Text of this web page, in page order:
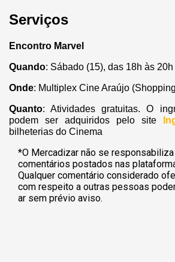
Serviços
Encontro Marvel
Quando: Sábado (15), das 18h às 20h
Onde: Multiplex Cine Araújo
Quanto: Atividades gratuitas. O
podem ser adquiridos pelo site
bilheterias do Cinema
*O Mercadizar não se
comentários postados nas
Qualquer comentário considerado
com respeito a outras pessoas
ar sem prévio aviso.